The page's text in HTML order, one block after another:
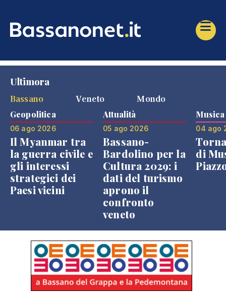
Ultimora
Bassano
Veneto Mondo
Geopolitica
06 ago 2026
Il Myanmar tra
la guerra civile e
gli interessi
strategici dei
Paesi vicini
Attualità
05 ago 2026
Bassano-
Bardolino per la
Cultura 2029: i
dati del turismo
aprono il
confronto
veneto
Musica
04 ago
di